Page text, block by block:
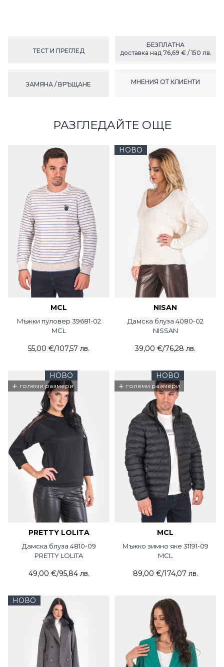
ТЕСТ И ПРЕГЛЕД
БЕЗПЛАТНА
доставка над 76,69 € / 150 лв.
ЗАМЯНА / ВРЪЩАНЕ МНЕНИЯ ОТ КЛИЕНТИ
РАЗГЛЕДАЙТЕ ОЩЕ
MCL
Мъжки пуловер 39681-02
MCL
55,00 €/107,57 лв.
НОВО
NISAN
Дамска блуза 4080-02
NISSAN
39,00 €/76,28 лв.
НОВО
+ големи размери
PRETTY LOLITA
Дамска блуза 4810-09
PRETTY LOLITA
49,00 €/95,84 лв.
НОВО
+ големи размери
MCL
Мъжко зимно яке 31191-09
MCL
89,00 €/174,07 лв.
НОВО